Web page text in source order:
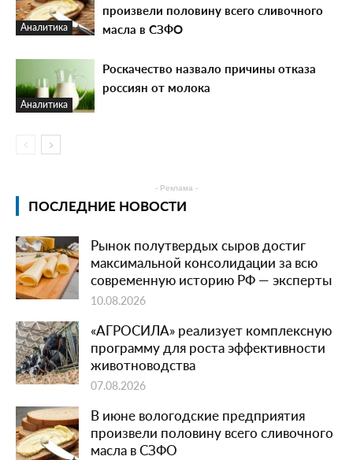
Аналитика
произвели половину всего сливочного
масла в СЗФО
Аналитика
Роскачество назвало причины отказа
россиян от молока
- Реклама -
ПОСЛЕДНИЕ НОВОСТИ
Рынок полутвердых сыров достиг
максимальной консолидации за всю
современную историю РФ — эксперты
10.08.2026
«АГРОСИЛА» реализует комплексную
программу для роста эффективности
животноводства
07.08.2026
В июне вологодские предприятия
произвели половину всего сливочного
масла в СЗФО